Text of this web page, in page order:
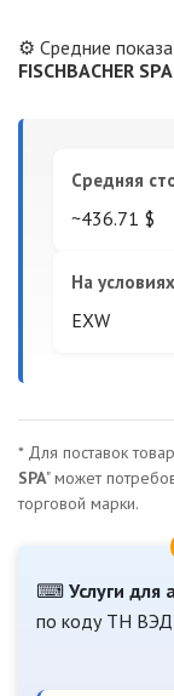
⚙️ Средние
FISCHBACHER SPA
Средняя
~436.71 $
На
EXW
* Для поставок
SPA" может
торговой марки.
⌨ Услуги для
по коду ТН